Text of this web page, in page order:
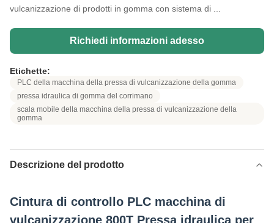
vulcanizzazione di prodotti in gomma con sistema di ...
Richiedi informazioni adesso
Etichette:
PLC della macchina della pressa di vulcanizzazione della gomma
pressa idraulica di gomma del corrimano
scala mobile della macchina della pressa di vulcanizzazione della
gomma
Descrizione del prodotto
Cintura di controllo PLC macchina di
vulcanizzazione 800T Pressa idraulica per